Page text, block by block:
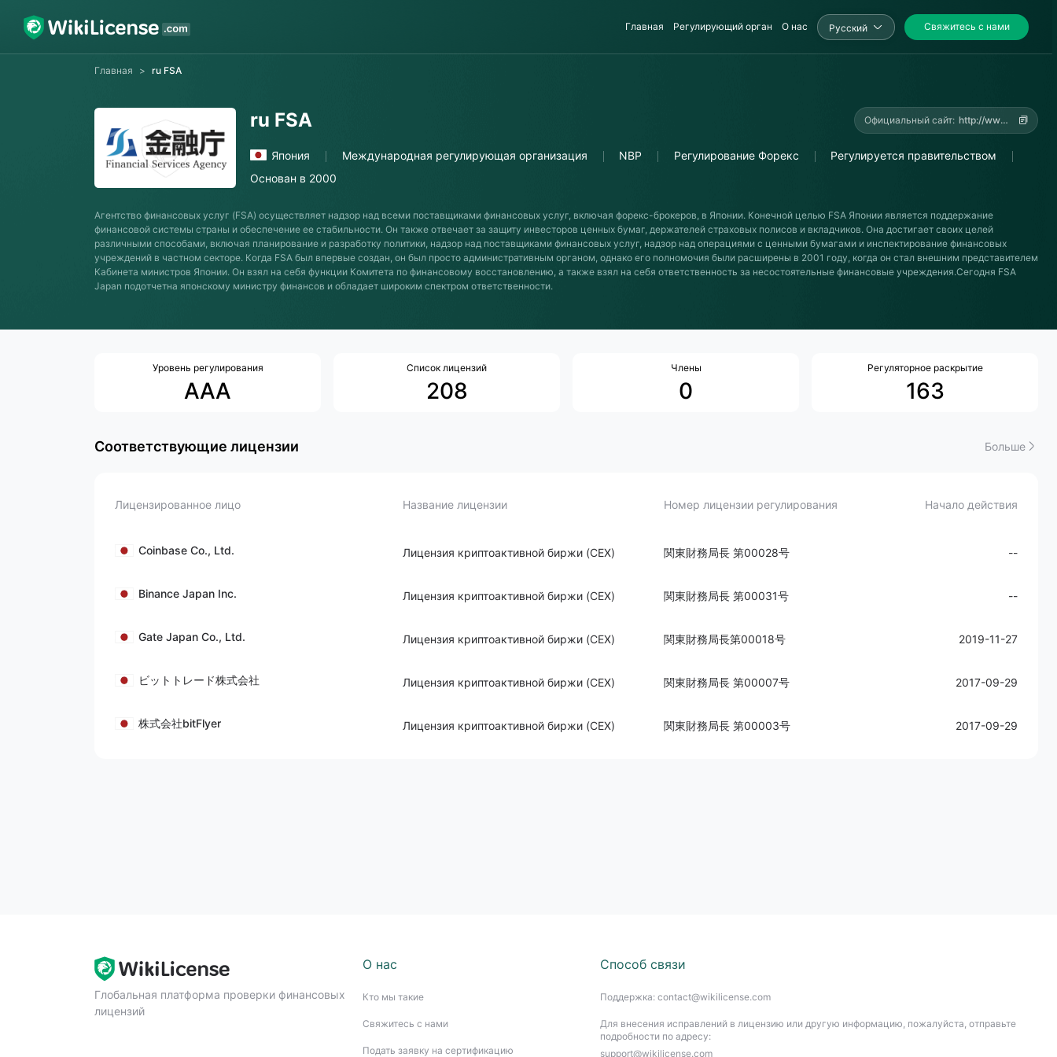
Главная Регулирующий орган О нас Pусский Свяжитесь с нами
Главная > ru FSA
ru FSA Официальный сайт: http://www.fsa.go.jp
Япония Международная регулирующая организация NBP Регулирование Форекс
Регулируется правительством
Основан в 2000
Агентство финансовых услуг (FSA) осуществляет надзор над всеми поставщиками финансовых услуг, включая форекс-брокеров, в Японии. Конечной целью FSA Японии является поддержание
финансовой системы страны и обеспечение ее стабильности. Он также отвечает за защиту инвесторов ценных бумаг, держателей страховых полисов и вкладчиков. Она достигает своих целей
различными способами, включая планирование и разработку политики, надзор над поставщиками финансовых услуг, надзор над операциями с ценными бумагами и инспектирование финансовых
учреждений в частном секторе. Когда FSA был впервые создан, он был просто административным органом, однако его полномочия были расширены в 2001 году, когда он стал внешним представителем
Кабинета министров Японии. Он взял на себя функции Комитета по финансовому восстановлению, а также взял на себя ответственность за несостоятельные финансовые учреждения.Сегодня FSA
Japan подотчетна японскому министру финансов и обладает широким спектром ответственности.
Уровень регулирования
AAA
Список лицензий
208
Члены
0
Регуляторное раскрытие
163
Соответствующие лицензии Больше
Лицензированное лицо Название лицензии Номер лицензии регулирования Начало действия
Coinbase Co., Ltd. Лицензия криптоактивной биржи (CEX) 関東財務局長 第00028号 --
Binance Japan Inc. Лицензия криптоактивной биржи (CEX) 関東財務局長 第00031号 --
Gate Japan Co., Ltd. Лицензия криптоактивной биржи (CEX) 関東財務局長第00018号 2019-11-27
ビットトレード株式会社 Лицензия криптоактивной биржи (CEX) 関東財務局長 第00007号 2017-09-29
株式会社bitFlyer Лицензия криптоактивной биржи (CEX) 関東財務局長 第00003号 2017-09-29
Глобальная платформа проверки финансовых
лицензий
О нас
Кто мы такие
Свяжитесь с нами
Подать заявку на сертификацию
Способ связи
Поддержка: contact@wikilicense.com
Для внесения исправлений в лицензию или другую информацию, пожалуйста, отправьте
подробности по адресу:
support@wikilicense.com